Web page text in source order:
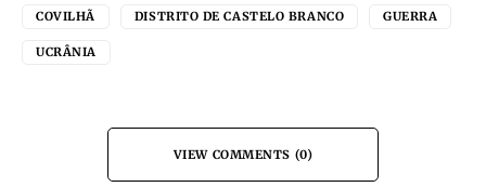
COVILHÃ DISTRITO DE CASTELO BRANCO GUERRA
UCRÂNIA
VIEW COMMENTS (0)